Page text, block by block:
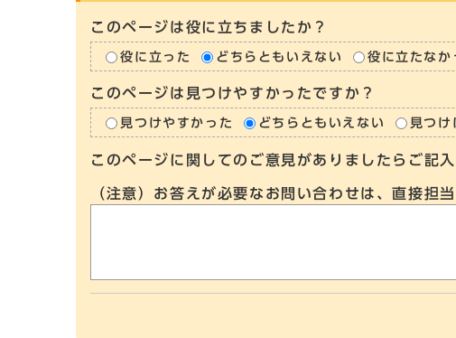
このページは役に立ちましたか？
役に立った どちらともいえない 役に立たなか
このページは見つけやすかったですか？
見つけやすかった どちらともいえない 見つけ
このページに関してのご意見がありましたらご記入
（注意）お答えが必要なお問い合わせは、直接担